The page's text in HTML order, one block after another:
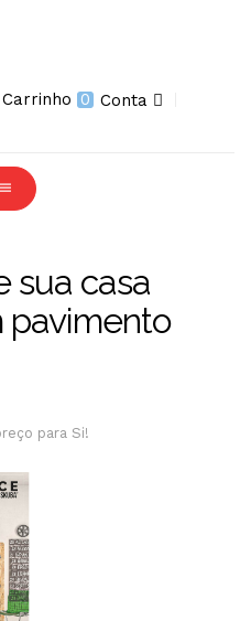
Conta
Carrinho 0
sua casa
pavimento
para Si!